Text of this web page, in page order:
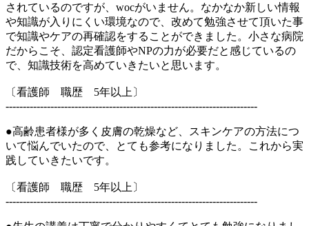
されているのですが、wocがいません。なかなか新しい情報
や知識が入りにくい環境なので、改めて勉強させて頂いた事
で知識やケアの再確認をすることができました。小さな病院
だからこそ、認定看護師やNPの力が必要だと感じているの
で、知識技術を高めていきたいと思います。
〔看護師 職歴 5年以上〕
-------------------------------------------------------------------------
●高齢患者様が多く皮膚の乾燥など、スキンケアの方法につ
いて悩んでいたので、とても参考になりました。これから実
践していきたいです。
〔看護師 職歴 5年以上〕
-------------------------------------------------------------------------